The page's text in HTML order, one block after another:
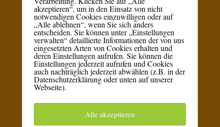
gratis Guide!
akzeptieren“, um in den Einsatz von nicht
notwendigen Cookies einzuwilligen oder auf
„Alle ablehnen“, wenn Sie sich anders
entscheiden. Sie können unter „Einstellungen
verwalten“ detaillierte Informationen der von uns
eingesetzten Arten von Cookies erhalten und
deren Einstellungen aufrufen. Sie können die
Einstellungen jederzeit aufrufen und Cookies
auch nachträglich jederzeit abwählen (z.B. in der
Datenschutzerklärung oder unten auf unserer
Webseite).
Alle akzeptieren